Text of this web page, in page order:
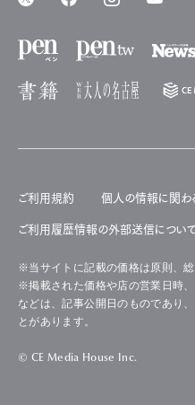
ご利用規約 個人の情報に関わ
ご利用履歴情報の外部送信について
※当サイトに記載の価格は原則、総
※掲載された価格や店の営業日時
などは、記事公開日のものであり
とがあります。
© CE Media House Inc.